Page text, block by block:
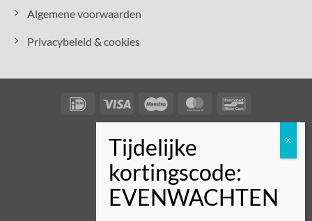
Algemene voorwaarden
Privacybeleid & cookies
IDeal Visa Maestro MasterCard